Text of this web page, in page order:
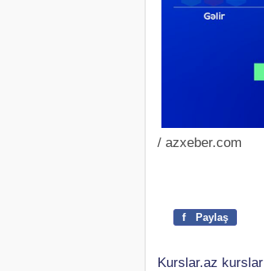
/ azxeber.com
f Paylaş
Kurslar.az kurslar